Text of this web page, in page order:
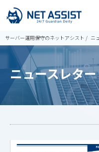
サーバー運用保守のネットアシスト ニ
ニュースレタ